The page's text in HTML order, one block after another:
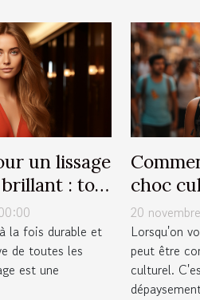
un lissage
: top
la fois durable et
de toutes les
est une
choc
voyage
20
Lorsqu'on
peut être
culturel.